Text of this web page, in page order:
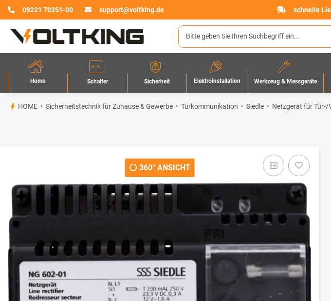
09221 70351-00 support@voltking.de schnelle
Home Schalter Sicherheit Elektroinstallation Werkzeug & Messgeräte
HOME Sicherheitstechnik für Zuhause & Gewerbe Türkommunikation Siedle Netzgerät für Tür-/
360° ANSICHT